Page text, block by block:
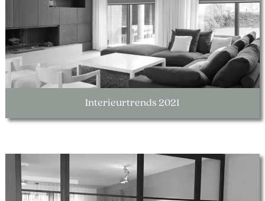
Interieurtrends 2021